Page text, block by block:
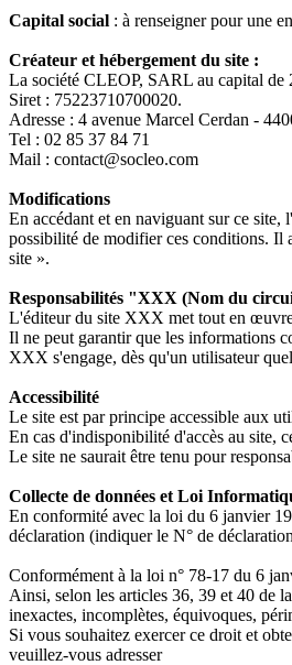
Capital social : à renseigner pour une
Créateur et hébergement du site :
La société CLEOP, SARL au capital de
Siret : 75223710700020.
Adresse : 4 avenue Marcel Cerdan -
Tel : 02 85 37 84 71
Mail : contact@socleo.com
Modifications
En accédant et en naviguant sur ce
possibilité de modifier ces conditions. Il
site ».
Responsabilités "XXX (Nom du
L'éditeur du site XXX met tout en œuvre
Il ne peut garantir que les informations
XXX s'engage, dès qu'un utilisateur
Accessibilité
Le site est par principe accessible aux
En cas d'indisponibilité d'accès au site,
Le site ne saurait être tenu pour
Collecte de données et Loi
En conformité avec la loi du 6 janvier
déclaration (indiquer le N° de
Conformément à la loi n° 78-17 du 6
Ainsi, selon les articles 36, 39 et 40 de
inexactes, incomplètes, équivoques,
Si vous souhaitez exercer ce droit et
veuillez-vous adresser